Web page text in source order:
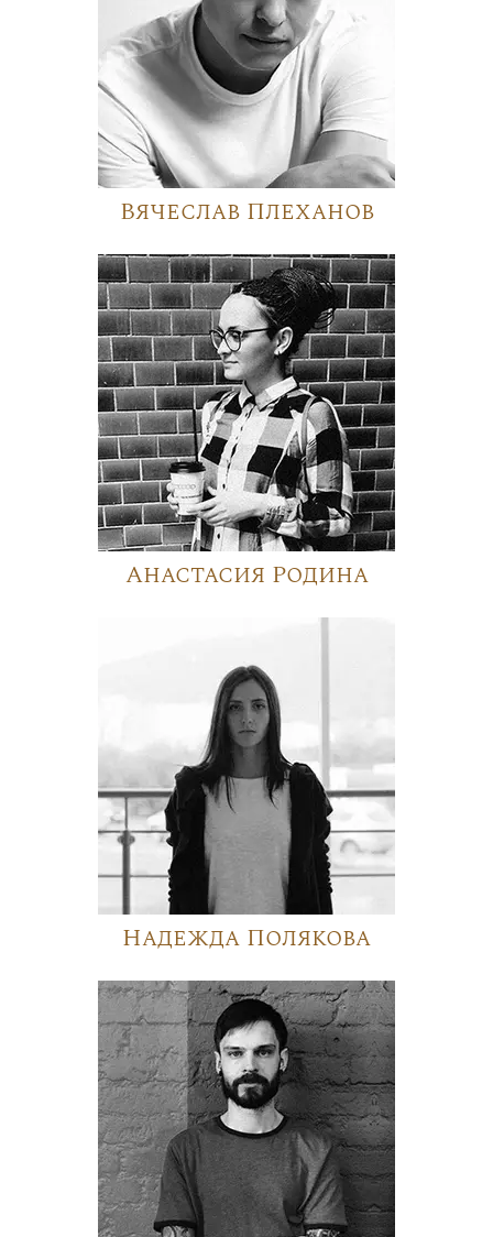
Вячеслав Плеханов
Анастасия Родина
Надежда Полякова